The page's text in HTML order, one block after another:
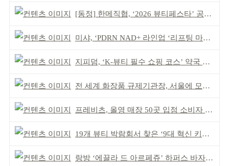
[동정] 한메직협, ‘2026 뷰티페스타’ 공동 주최
미샤, ‘PDRN NAD+ 라인업 ‘리프팅 마스크’ 출시
지피덤, ‘K-뷰티 필수 쇼핑 코스’ 약국 공략
전 세계 화장품 규제기관장, 서울에 모인다
프레비츠, 올영 매장 50곳 입점 소비자 접점 강화
19개 뷰티 박람회서 찾은 ‘9대 혁신 키워드’
랑방 ‘에끌라 드 아르페쥬’ 하퍼스 바자 화보 공개